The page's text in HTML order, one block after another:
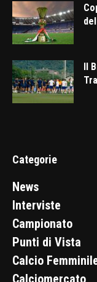
Il
Categorie
News
Interviste
Campionato
Punti di Vista
Calcio
Calciomercato